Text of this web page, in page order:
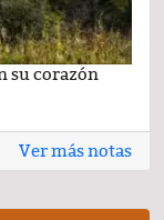
su corazón
Ver más notas